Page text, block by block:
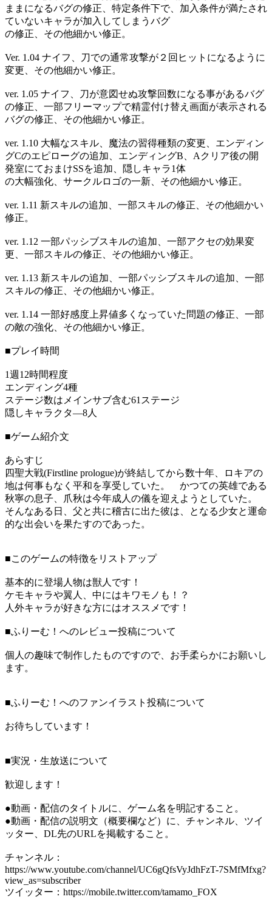
ままになるバグの修正、特定条件下で、加入条件が満たされ
ていないキャラが加入してしまうバグ
の修正、その他細かい修正。
Ver. 1.04 ナイフ、刀での通常攻撃が２回ヒットになるように
変更、その他細かい修正。
ver. 1.05 ナイフ、刀が意図せぬ攻撃回数になる事があるバグ
の修正、一部フリーマップで精霊付け替え画面が表示される
バグの修正、その他細かい修正。
ver. 1.10 大幅なスキル、魔法の習得種類の変更、エンディン
グCのエピローグの追加、エンディングB、Aクリア後の開
発室にておまけSSを追加、隠しキャラ1体
の大幅強化、サークルロゴの一新、その他細かい修正。
ver. 1.11 新スキルの追加、一部スキルの修正、その他細かい
修正。
ver. 1.12 一部パッシブスキルの追加、一部アクセの効果変
更、一部スキルの修正、その他細かい修正。
ver. 1.13 新スキルの追加、一部パッシブスキルの追加、一部
スキルの修正、その他細かい修正。
ver. 1.14 一部好感度上昇値多くなっていた問題の修正、一部
の敵の強化、その他細かい修正。
■プレイ時間
1週12時間程度
エンディング4種
ステージ数はメインサブ含む61ステージ
隠しキャラクタ―8人
■ゲーム紹介文
あらすじ
四聖大戦(Firstline prologue)が終結してから数十年、ロキアの
地は何事もなく平和を享受していた。 かつての英雄である
秋寧の息子、爪秋は今年成人の儀を迎えようとしていた。
そんなある日、父と共に稽古に出た彼は、となる少女と運命
的な出会いを果たすのであった。
■このゲームの特徴をリストアップ
基本的に登場人物は獣人です！
ケモキャラや翼人、中にはキワモノも！？
人外キャラが好きな方にはオススメです！
■ふりーむ！へのレビュー投稿について
個人の趣味で制作したものですので、お手柔らかにお願いし
ます。
■ふりーむ！へのファンイラスト投稿について
お待ちしています！
■実況・生放送について
歓迎します！
●動画・配信のタイトルに、ゲーム名を明記すること。
●動画・配信の説明文（概要欄など）に、チャンネル、ツイ
ッター、DL先のURLを掲載すること。
チャンネル：
https://www.youtube.com/channel/UC6gQfsVyJdhFzT-7SMfMfxg?
view_as=subscriber
ツイッター：https://mobile.twitter.com/tamamo_FOX